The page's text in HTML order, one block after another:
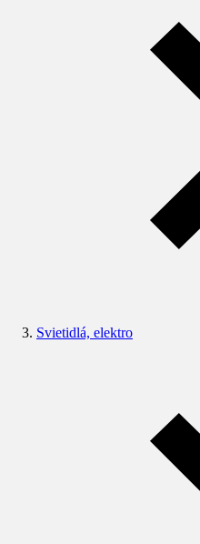
Svietidlá, elektro